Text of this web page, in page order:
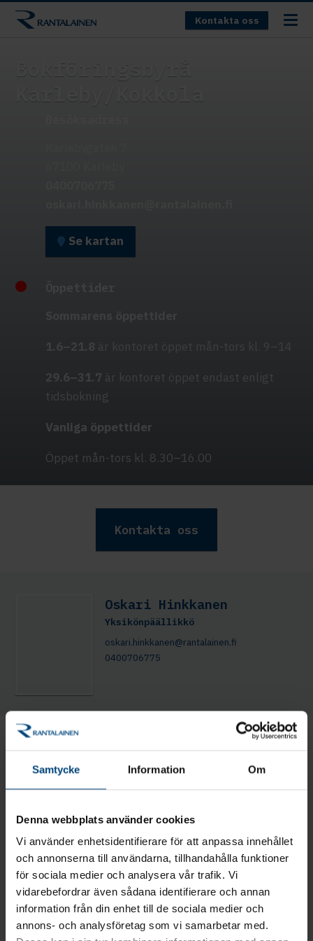
Samtycke Information Om
Denna webbplats använder cookies
Vi använder enhetsidentifierare för att anpassa innehållet
och annonserna till användarna, tillhandahålla funktioner
för sociala medier och analysera vår trafik. Vi
vidarebefordrar även sådana identifierare och annan
information från din enhet till de sociala medier och
annons- och analysföretag som vi samarbetar med.
Kontakta oss
Karleby/Kokkola
Se kartan
29.6–31.7 är kontoret öppet endast enligt
tidsbokning
Vanliga öppettider
Öppet mån-tors kl. 8.30–16.00
Kontakta oss
Oskari Hinkkanen
Yksikönpäällikkö
oskari.hinkkanen@rantalainen.fi
0400706775
Söker du en pålitlig
bokförare eller
löneadministratör i
Karleby?
Rantalainen är auktoriserat av
Ekonomiadministrationsförbundet i Finland. Vi är
ett människonära företag med personlig betjäning
och vi erbjuder omfattande tjänster inom
ekonomiförvaltning till företag och samfund av alla
storlekar. Du får alltid hjälp av en personlig